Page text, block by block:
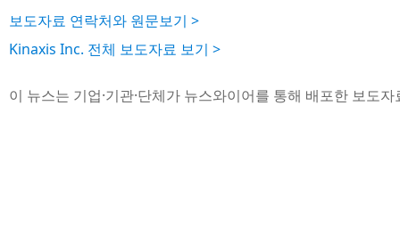
보도자료 연락처와 원문보기 >
Kinaxis Inc. 전체 보도자료 보기 >
이 뉴스는 기업·기관·단체가 뉴스와이어를 통해 배포한 보도